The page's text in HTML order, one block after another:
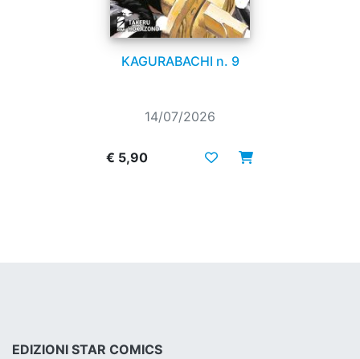
KAGURABACHI n. 9
14/07/2026
€ 5,90
EDIZIONI STAR COMICS